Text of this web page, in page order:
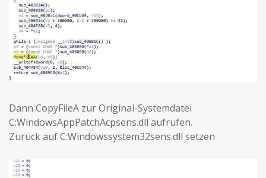
Dann CopyFileA zur Original-Systemdatei
C:WindowsAppPatchAcpsens.dll aufrufen.
Zurück auf C:Windowssystem32sens.dll setzen